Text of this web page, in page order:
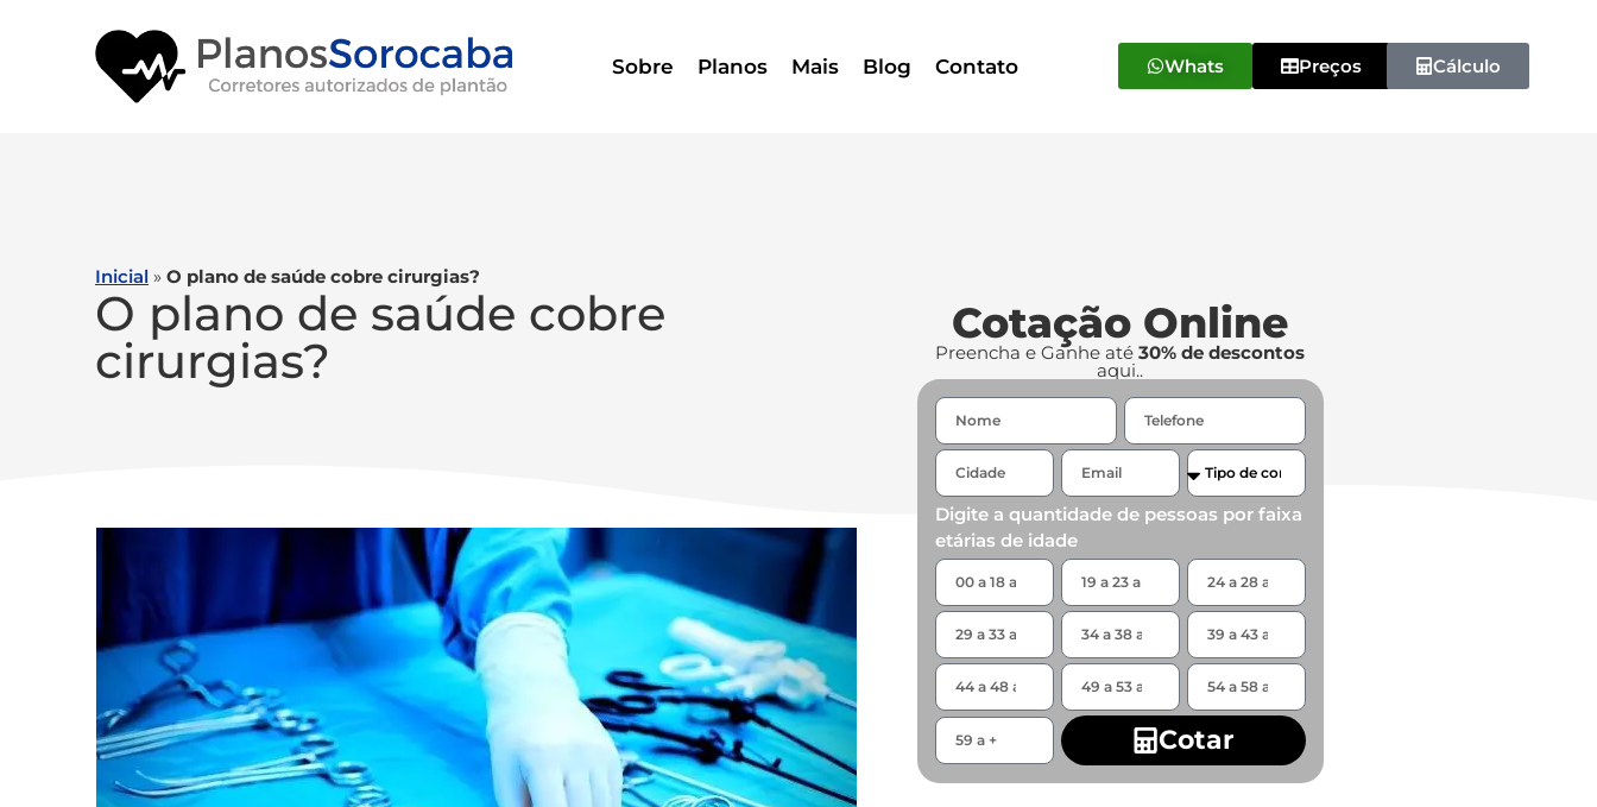
Sobre Planos Mais Blog Contato Whats Preços Cálculo
Inicial » O plano de saúde cobre cirurgias?
O plano de saúde cobre
cirurgias?
Cotação Online
Preencha e Ganhe até30% de descontos
aqui..
Digite a quantidade de pessoas por faixa
etárias de idade
Cotar